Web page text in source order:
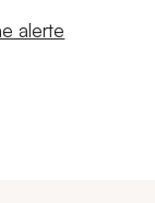
fenêtre
alerte